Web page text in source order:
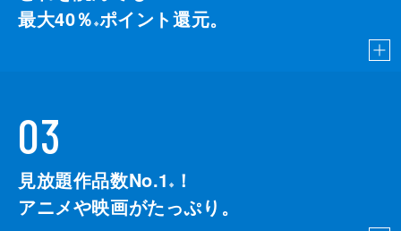
最大40％ ※ポイント還元。
03
見放題作品数No.1 ※
！
アニメや映画がたっぷり。